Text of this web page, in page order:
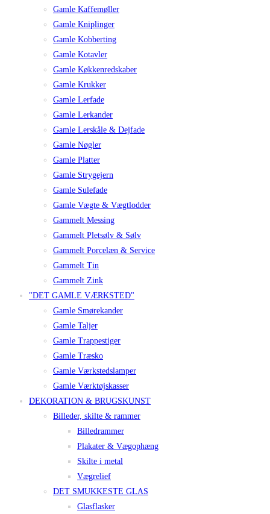
Gamle Kaffemøller
Gamle Kniplinger
Gamle Kobberting
Gamle Kotavler
Gamle Køkkenredskaber
Gamle Krukker
Gamle Lerfade
Gamle Lerkander
Gamle Lerskåle & Dejfade
Gamle Nøgler
Gamle Platter
Gamle Strygejern
Gamle Sulefade
Gamle Vægte & Vægtlodder
Gammelt Messing
Gammelt Pletsølv & Sølv
Gammelt Porcelæn & Service
Gammelt Tin
Gammelt Zink
"DET GAMLE VÆRKSTED"
Gamle Smørekander
Gamle Taljer
Gamle Trappestiger
Gamle Træsko
Gamle Værkstedslamper
Gamle Værktøjskasser
DEKORATION & BRUGSKUNST
Billeder, skilte & rammer
Billedrammer
Plakater & Vægophæng
Skilte i metal
Vægrelief
DET SMUKKESTE GLAS
Glasflasker